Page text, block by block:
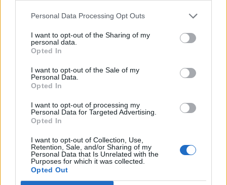
Personal Data Processing Opt Outs
I want to opt-out of the Sharing of my
personal data.
Opted In
I want to opt-out of the Sale of my
Personal Data.
Opted In
I want to opt-out of processing my
Personal Data for Targeted Advertising.
Opted In
I want to opt-out of Collection, Use,
Retention, Sale, and/or Sharing of my
Personal Data that Is Unrelated with the
Purposes for which it was collected.
Opted Out
15ο eCommerce & Digital Marketing World
2026: «The Growth Playbook!» με 2+1
συνέδρια στις 4 Νοεμβρίου!